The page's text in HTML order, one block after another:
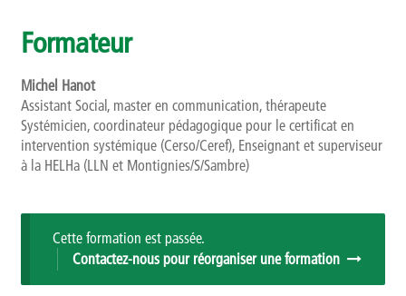
Formateur
Michel Hanot
Assistant Social, master en communication, thérapeute
Systémicien, coordinateur pédagogique pour le certificat en
intervention systémique (Cerso/Ceref), Enseignant et superviseur
à la HELHa (LLN et Montignies/S/Sambre)
Cette formation est passée.
Contactez-nous pour réorganiser une formation